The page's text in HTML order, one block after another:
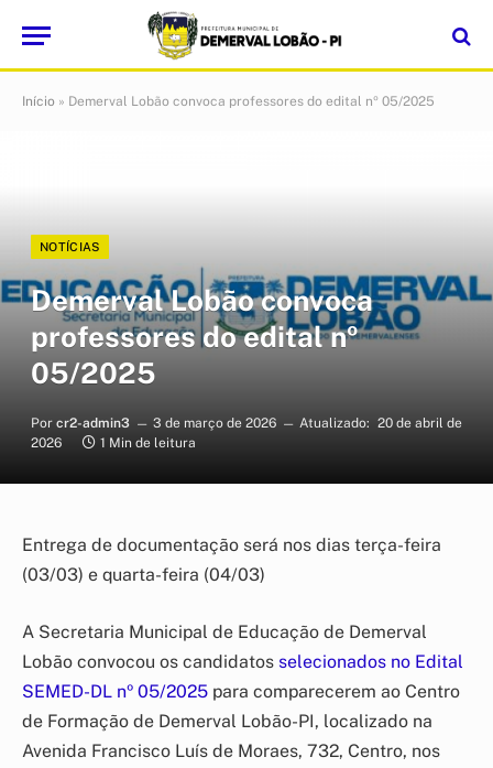
Início » Demerval Lobão convoca professores do edital nº 05/2025
NOTÍCIAS
Demerval Lobão convoca
professores do edital nº
05/2025
Por cr2-admin3 3 de março de 2026 Atualizado: 20 de abril de
2026
1 Min de leitura
Entrega de documentação será nos dias terça-feira
(03/03) e quarta-feira (04/03)
A Secretaria Municipal de Educação de Demerval
Lobão convocou os candidatos selecionados no Edital
SEMED-DL nº 05/2025 para comparecerem ao Centro
de Formação de Demerval Lobão-PI, localizado na
Avenida Francisco Luís de Moraes, 732, Centro, nos